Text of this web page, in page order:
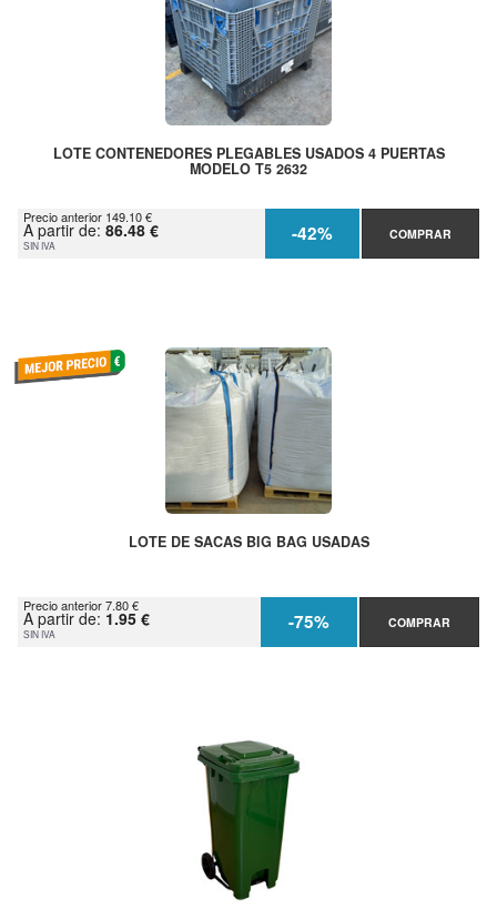
LOTE CONTENEDORES PLEGABLES USADOS 4 PUERTAS
MODELO T5 2632
Precio anterior 149.10 €
A partir de: 86.48 €
SIN IVA -42% COMPRAR
LOTE DE SACAS BIG BAG USADAS
Precio anterior 7.80 €
A partir de: 1.95 €
SIN IVA -75% COMPRAR